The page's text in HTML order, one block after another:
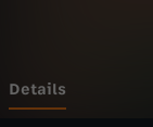
t
Details